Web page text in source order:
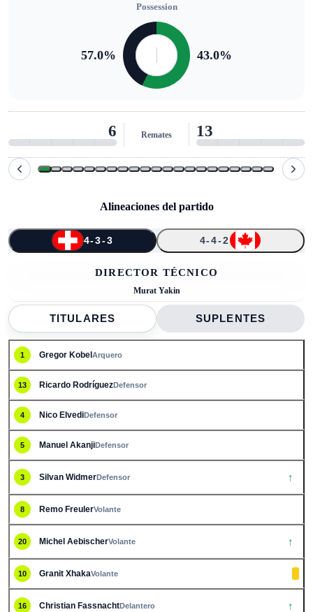
Alineaciones del partido
4-3-3 4-4-2
↑ ↑↑↑
DIRECTOR TÉCNICO
Murat Yakin
TITULARES SUPLENTES
1 Gregor KobelArquero
13 Ricardo Rodrí­guezDefensor
4 Nico ElvediDefensor
5 Manuel AkanjiDefensor
3 Silvan WidmerDefensor ↑
8 Remo FreulerVolante
20 Michel AebischerVolante ↑
10 Granit XhakaVolante
16 Christian FassnachtDelantero ↑
Possession
57.0% 43.0%
6 Remates 13